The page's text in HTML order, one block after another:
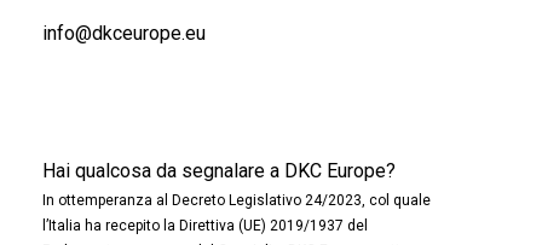
info@dkceurope.eu
Hai qualcosa da segnalare a DKC Europe?
In ottemperanza al Decreto Legislativo 24/2023, col quale
l’Italia ha recepito la Direttiva (UE) 2019/1937 del